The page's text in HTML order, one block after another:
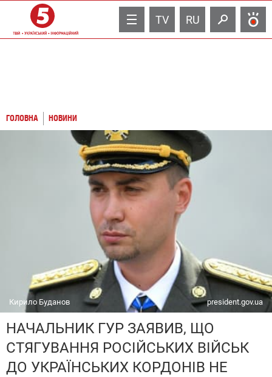
TV RU
ГОЛОВНА НОВИНИ
Кирило Буданов president.gov.ua
НАЧАЛЬНИК ГУР ЗАЯВИВ, ЩО
СТЯГУВАННЯ РОСІЙСЬКИХ ВІЙСЬК
ДО УКРАЇНСЬКИХ КОРДОНІВ НЕ